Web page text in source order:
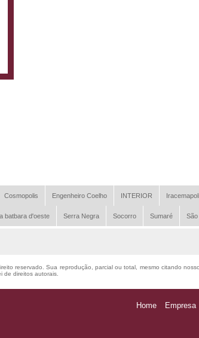
Cosmopolis Engenheiro Coelho INTERIOR
batbara d'oeste Serra Negra Socorro Sumaré São
reservado. Sua reprodução, parcial ou total, mesmo citando
de direitos autorais.
Home Empresa